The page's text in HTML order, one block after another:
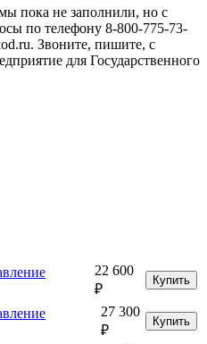
пока не заполнили, но с
по телефону 8-800-775-73-
Звоните, пишите, с
для Государственного
22 600
₽
Купить
27 300
₽
Купить